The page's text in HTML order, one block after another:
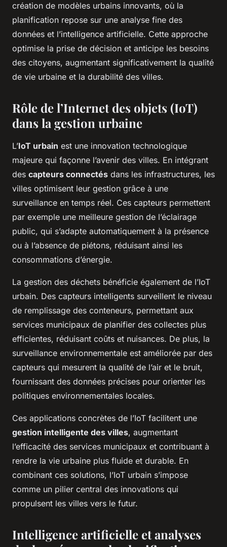
création de modèles urbains innovants, où la
planification repose sur une analyse fine des
données et l’intelligence artificielle. Cette approche
optimise la prise de décision et anticipe les besoins
des citoyens, augmentant significativement la qualité
de vie urbaine et la durabilité des villes.
Rôle de l’Internet des objets (IoT)
dans la gestion urbaine
L’IoT urbain est une innovation technologique
majeure qui façonne l’avenir des villes. En intégrant
des capteurs connectés dans les infrastructures, les
villes optimisent leur gestion grâce à une
surveillance en temps réel. Ces capteurs permettent
par exemple une meilleure gestion de l’éclairage
public, qui s’adapte automatiquement à la présence
ou à l’absence de piétons, réduisant ainsi les
consommations d’énergie.
La gestion des déchets bénéficie également de l’IoT
urbain. Des capteurs intelligents surveillent le niveau
de remplissage des conteneurs, permettant aux
services municipaux de planifier des collectes plus
efficientes, réduisant coûts et nuisances. De plus, la
surveillance environnementale est améliorée par des
capteurs qui mesurent la qualité de l’air et le bruit,
fournissant des données précises pour orienter les
politiques environnementales locales.
Ces applications concrètes de l’IoT facilitent une
gestion intelligente des villes, augmentant
l’efficacité des services municipaux et contribuant à
rendre la vie urbaine plus fluide et durable. En
combinant ces solutions, l’IoT urbain s’impose
comme un pilier central des innovations qui
propulsent les villes vers le futur.
Intelligence artificielle et analyses